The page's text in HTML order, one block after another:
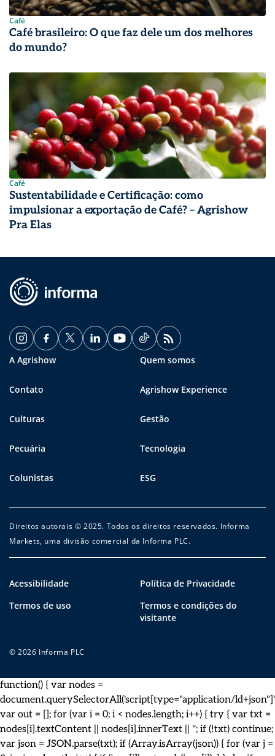
Café
Café brasileiro: O que faz dele um dos melhores
do mundo?
Café
Sustentabilidade e Certificação: como
impulsionar a exportação de Café? – Agrishow
Pra Elas
A Agrishow Quem somos
Contato Agrishow Experience
Culturas Gestão
Pecuária Tecnologia
Colunistas ESG
Direitos autorais © 2025. Todos os direitos reservados. Informa
Markets, uma divisão comercial da Informa PLC.
Acessibilidade
Política de Privacidade
Termos de uso
Termos e condições do
visitante
© 2026 Informa PLC
function() { var nodes =
document.querySelectorAll('script[type="application/
var out = []; for (var i = 0; i < nodes.length; i++) { try { var txt =
nodes[i].textContent || nodes[i].innerText || ''; if (!txt) continue;
var json = JSON.parse(txt); if (Array.isArray(json)) { for (var j =